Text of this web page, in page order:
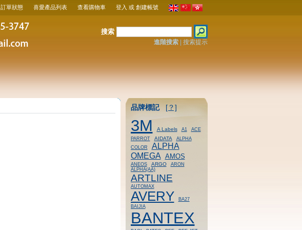
訂單狀態 喜愛產品列表 查看購物車 登入 或 創建帳號
搜索
進階搜索| 搜索提示
品牌標記 [？]
3M A Labels A1
ACE
PARROT
AIDATA
ALPHA
COLOR
ALPHA
OMEGA AMOS
ANEOS ARGO
ARON
ALPHA(AA)
ARTLINE
AUTOMAX
AVERY
BA27
BAIJIA
BANTEX